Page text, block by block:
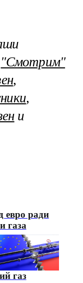
"Смотрим"
,
,
и
евро ради
газа
газ